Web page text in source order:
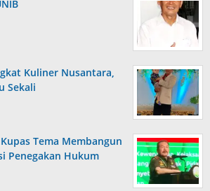
Kuliner Nusantara,
Sekali
Tema Membangun
Penegakan Hukum